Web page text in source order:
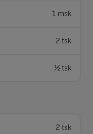
1 msk
2 tsk
½ tsk
2 tsk